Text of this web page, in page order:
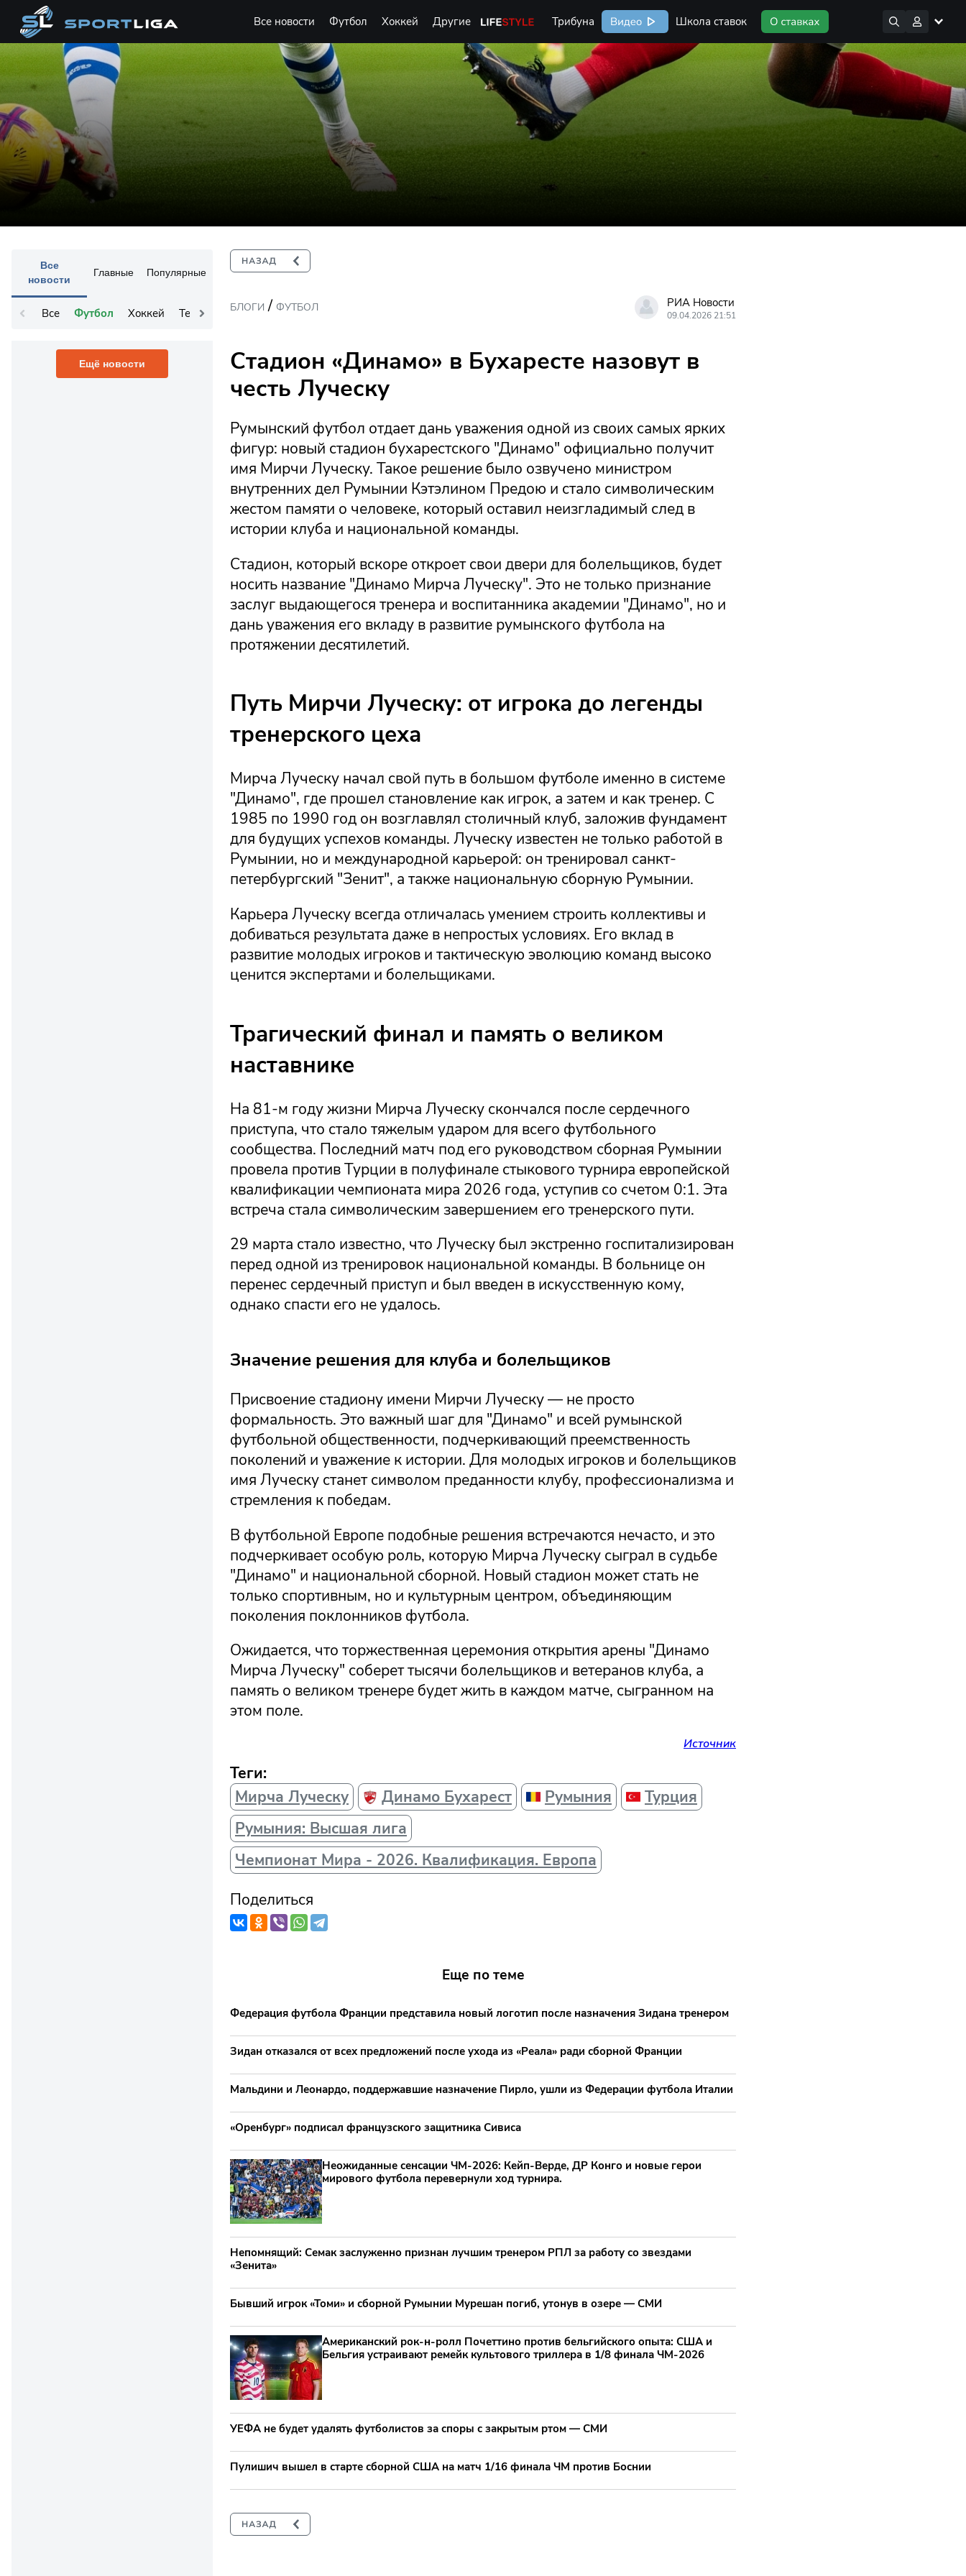
Все новости Футбол Хоккей Другие Life Style Трибуна Видео Школа ставок
Все
новости
Главные Популярные
Все Футбол Хоккей Теннис Остальное
Ещё новости
БЛОГИ / ФУТБОЛ РИА Новости
09.04.2026 21:51
Стадион «Динамо» в Бухаресте назовут в
честь Луческу
Румынский футбол отдает дань уважения одной из своих самых ярких
фигур: новый стадион бухарестского "Динамо" официально получит
имя Мирчи Луческу. Такое решение было озвучено министром
внутренних дел Румынии Кэтэлином Предою и стало символическим
жестом памяти о человеке, который оставил неизгладимый след в
истории клуба и национальной команды.
Стадион, который вскоре откроет свои двери для болельщиков, будет
носить название "Динамо Мирча Луческу". Это не только признание
заслуг выдающегося тренера и воспитанника академии "Динамо", но и
дань уважения его вкладу в развитие румынского футбола на
протяжении десятилетий.
Путь Мирчи Луческу: от игрока до легенды
тренерского цеха
Мирча Луческу начал свой путь в большом футболе именно в системе
"Динамо", где прошел становление как игрок, а затем и как тренер. С
1985 по 1990 год он возглавлял столичный клуб, заложив фундамент
для будущих успехов команды. Луческу известен не только работой в
Румынии, но и международной карьерой: он тренировал санкт-
петербургский "Зенит", а также национальную сборную Румынии.
Карьера Луческу всегда отличалась умением строить коллективы и
добиваться результата даже в непростых условиях. Его вклад в
развитие молодых игроков и тактическую эволюцию команд высоко
ценится экспертами и болельщиками.
Трагический финал и память о великом
наставнике
На 81-м году жизни Мирча Луческу скончался после сердечного
приступа, что стало тяжелым ударом для всего футбольного
сообщества. Последний матч под его руководством сборная Румынии
провела против Турции в полуфинале стыкового турнира европейской
квалификации чемпионата мира 2026 года, уступив со счетом 0:1. Эта
встреча стала символическим завершением его тренерского пути.
29 марта стало известно, что Луческу был экстренно госпитализирован
перед одной из тренировок национальной команды. В больнице он
перенес сердечный приступ и был введен в искусственную кому,
однако спасти его не удалось.
Значение решения для клуба и болельщиков
Присвоение стадиону имени Мирчи Луческу — не просто
формальность. Это важный шаг для "Динамо" и всей румынской
футбольной общественности, подчеркивающий преемственность
поколений и уважение к истории. Для молодых игроков и болельщиков
имя Луческу станет символом преданности клубу, профессионализма и
стремления к победам.
В футбольной Европе подобные решения встречаются нечасто, и это
подчеркивает особую роль, которую Мирча Луческу сыграл в судьбе
"Динамо" и национальной сборной. Новый стадион может стать не
только спортивным, но и культурным центром, объединяющим
поколения поклонников футбола.
Ожидается, что торжественная церемония открытия арены "Динамо
Мирча Луческу" соберет тысячи болельщиков и ветеранов клуба, а
память о великом тренере будет жить в каждом матче, сыгранном на
этом поле.
Источник
Теги:
Мирча Луческу
Динамо Бухарест Румыния
Турция
Румыния: Высшая лига
Чемпионат Мира - 2026. Квалификация. Европа
Поделиться
Еще по теме
Федерация футбола Франции представила новый логотип после назначения Зидана тренером
Зидан отказался от всех предложений после ухода из «Реала» ради сборной Франции
Мальдини и Леонардо, поддержавшие назначение Пирло, ушли из Федерации футбола Италии
«Оренбург» подписал французского защитника Сивиса
Неожиданные сенсации ЧМ-2026: Кейп‑Верде, ДР Конго и новые герои
мирового футбола перевернули ход турнира.
Непомнящий: Семак заслуженно признан лучшим тренером РПЛ за работу со звездами
«Зенита»
Бывший игрок «Томи» и сборной Румынии Мурешан погиб, утонув в озере — СМИ
Американский рок-н-ролл Почеттино против бельгийского опыта: США и
Бельгия устраивают ремейк культового триллера в 1/8 финала ЧМ-2026
УЕФА не будет удалять футболистов за споры с закрытым ртом — СМИ
Пулишич вышел в старте сборной США на матч 1/16 финала ЧМ против Боснии